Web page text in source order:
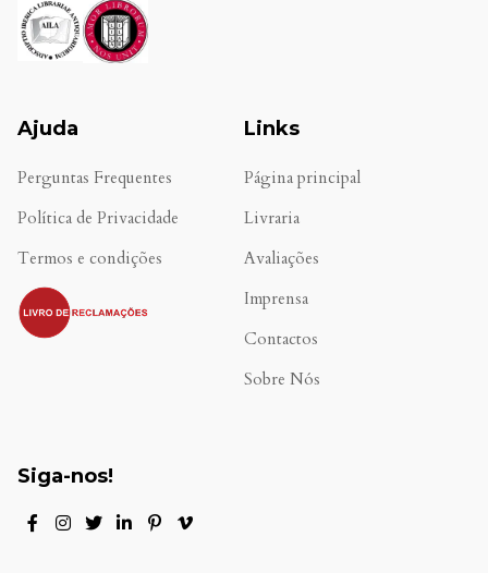
Ajuda
Perguntas Frequentes
Política de Privacidade
Termos e condições
.
Links
Página principal
Livraria
Avaliações
Imprensa
Contactos
Sobre Nós
Siga-nos!